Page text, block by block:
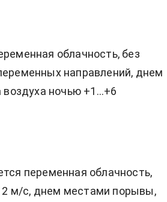
облачность, без
направлений, днем
ночью +1...+6
переменная облачность,
м/с, днем местами порывы,